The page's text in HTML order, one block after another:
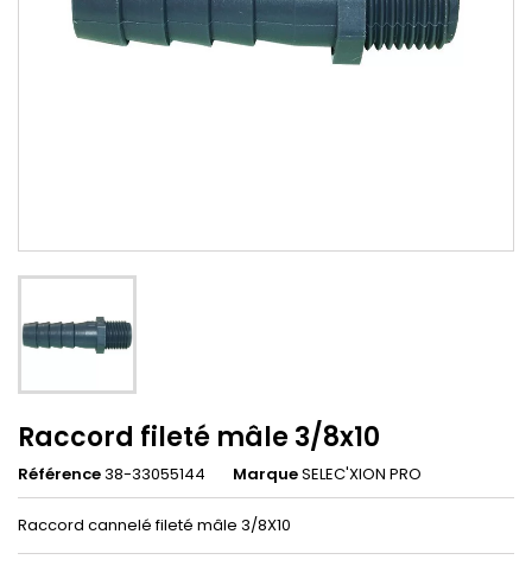
Raccord fileté mâle 3/8x10
Référence38-33055144 MarqueSELEC'XION PRO
Raccord cannelé fileté mâle 3/8X10